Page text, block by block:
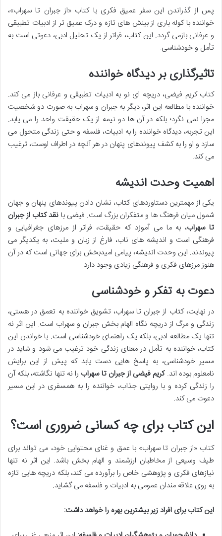
پس از گذراندن این سفر عمیق فکری با کتاب «از جبران تا سهراب»،
خواننده با کوله باری از بینش های تازه و درک عمیق تر از ادبیات تطبیقی
و عرفانی بازمی گردد. این کتاب، فراتر از یک تحلیل ادبی، دعوتی است به
تأمل و خودشناسی.
تاثیرگذاری بر دیدگاه خواننده
کتاب کریم فیضی، دریچه ای نو به ادبیات تطبیقی و عرفانی باز می کند.
خواننده با مطالعه این اثر، دیگر به جبران و سهراب به صورت دو شخصیت
مجزا نمی نگرد؛ بلکه در آن ها دو نیمه از یک حقیقت واحد را می یابد.
این تجربه، دیدگاه خواننده را به ادبیات، فلسفه و حتی زندگی متحول می
سازد و او را به کشف پیوندهای پنهان در هر آنچه در اطراف اوست، ترغیب
می کند.
اهمیت وحدت اندیشه
یکی از مهمترین دستاوردهای کتاب، نشان دادن پیوندهای پنهان و جهان
شمول میان فرهنگ ها و متفکران بزرگ است. فیضی با نقد کتاب از جبران
تا سهراب، به ما می آموزد که حقیقت، فراتر از مرزهای جغرافیایی و
فرهنگی است و اندیشه های ناب، فارغ از زبان و ملیت، به یکدیگر می
پیوندند. این وحدت اندیشه، پیامی امیدبخش برای جهانی است که در آن
هنوز مرزهای فکری و فرهنگی زیادی وجود دارد.
دعوت به تفکر و خودشناسی
در نهایت، کتاب از جبران تا سهراب، تشویق خواننده به تعمق در هستی،
زندگی و مرگ از دریچه نگاه الهام بخش جبران و سهراب است. این اثر نه
تنها یک مطالعه ادبی، بلکه یک راهنمای خودشناسی است. با خواندن این
کتاب، خواننده به تأمل در معنای زندگی خود ترغیب می شود و شاید در
مسیر خودشناسی، به پاسخ هایی دست یابد که پیش از این برایش
نامعلوم بوده اند.کریم فیضی از جبران تا سهراب را نه تنها نگاشته، بلکه آن
را زندگی کرده و با روایتی جذاب، خواننده را به همسفری در این مسیر
دعوت می کند.
این کتاب برای چه کسانی ضروری است؟
کتاب «از جبران تا سهراب» با عمق و غنای محتوایی خود، می تواند برای
طیف وسیعی از مخاطبان ارزشمند و الهام بخش باشد. این اثر نه تنها
نیازهای فکری و پژوهشی خاص را برآورده می کند، بلکه دریچه هایی تازه
به روی علاقه مندان عمومی به ادبیات و فلسفه می گشاید.
این کتاب برای افراد زیر بیشترین بهره را خواهد داشت: